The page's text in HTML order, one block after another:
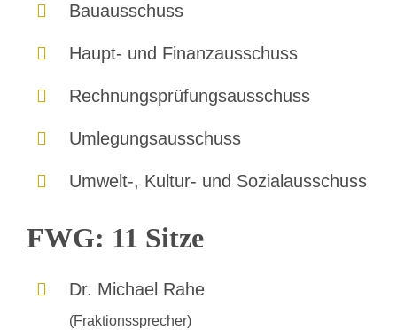
Bauausschuss
Haupt- und Finanzausschuss
Rechnungsprüfungsausschuss
Umlegungsausschuss
Umwelt-, Kultur- und Sozialausschuss
FWG: 11 Sitze
Dr. Michael Rahe
(Fraktionssprecher)